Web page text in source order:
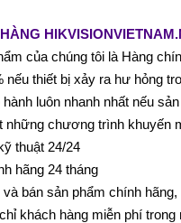
của chúng tôi là Hàng
nếu thiết bị xảy ra hư hỏng
luôn nhanh nhất nếu
những chương trình khuyến
thuật 24/24
hãng 24 tháng
và bán sản phẩm chính
khách hàng miễn phí trong